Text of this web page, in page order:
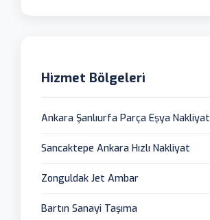
Hizmet Bölgeleri
Ankara Şanlıurfa Parça Eşya Nakliyat
Sancaktepe Ankara Hızlı Nakliyat
Zonguldak Jet Ambar
Bartın Sanayi Taşıma